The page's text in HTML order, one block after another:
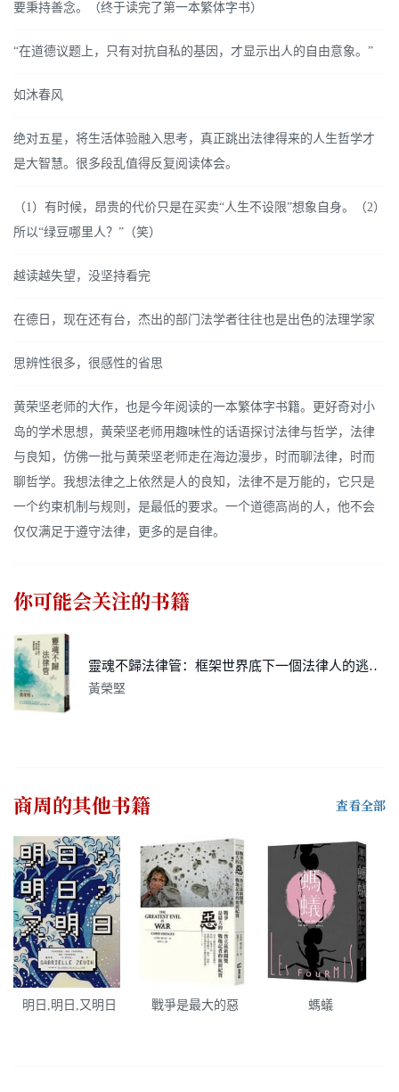
要秉持善念。（终于读完了第一本繁体字书）
“在道德议题上，只有对抗自私的基因，才显示出人的自由意象。”
如沐春风
绝对五星，将生活体验融入思考，真正跳出法律得来的人生哲学才
是大智慧。很多段乱值得反复阅读体会。
（1）有时候，昂贵的代价只是在买卖“人生不设限”想象自身。（2）
所以“绿豆哪里人？”（笑）
越读越失望，没坚持看完
在德日，现在还有台，杰出的部门法学者往往也是出色的法理学家
思辨性很多，很感性的省思
黄荣坚老师的大作，也是今年阅读的一本繁体字书籍。更好奇对小
岛的学术思想，黄荣坚老师用趣味性的话语探讨法律与哲学，法律
与良知，仿佛一批与黄荣坚老师走在海边漫步，时而聊法律，时而
聊哲学。我想法律之上依然是人的良知，法律不是万能的，它只是
一个约束机制与规则，是最低的要求。一个道德高尚的人，他不会
仅仅满足于遵守法律，更多的是自律。
你可能会关注的书籍
靈魂不歸法律管：框架世界底下一個法律人的逃脫記事
黃榮堅
商周的其他书籍 查看全部
明日,明日,又明日 戰爭是最大的惡 螞蟻